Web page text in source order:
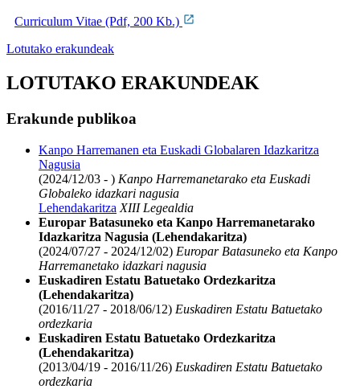
Curriculum Vitae (Pdf, 200 Kb.)
Lotutako erakundeak
LOTUTAKO ERAKUNDEAK
Erakunde publikoa
Kanpo Harremanen eta Euskadi Globalaren Idazkaritza
Nagusia
(2024/12/03 - ) Kanpo Harremanetarako eta Euskadi
Globaleko idazkari nagusia
Lehendakaritza XIII Legealdia
Europar Batasuneko eta Kanpo Harremanetarako
Idazkaritza Nagusia (Lehendakaritza)
(2024/07/27 - 2024/12/02) Europar Batasuneko eta Kanpo
Harremanetako idazkari nagusia
Euskadiren Estatu Batuetako Ordezkaritza
(Lehendakaritza)
(2016/11/27 - 2018/06/12) Euskadiren Estatu Batuetako
ordezkaria
Euskadiren Estatu Batuetako Ordezkaritza
(Lehendakaritza)
(2013/04/19 - 2016/11/26) Euskadiren Estatu Batuetako
ordezkaria